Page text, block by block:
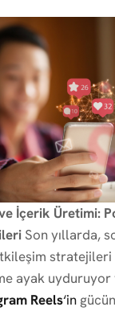
İçerik Üretimi:
Son yıllarda,
stratejileri
ayak
Reels‘in